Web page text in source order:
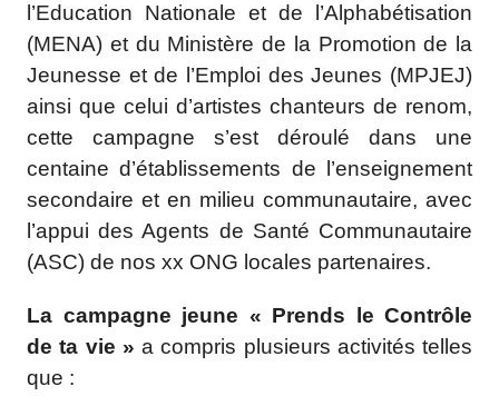
l’Education Nationale et de l’Alphabétisation
(MENA) et du Ministère de la Promotion de la
Jeunesse et de l’Emploi des Jeunes (MPJEJ)
ainsi que celui d’artistes chanteurs de renom,
cette campagne s’est déroulé dans une
centaine d’établissements de l’enseignement
secondaire et en milieu communautaire, avec
l’appui des Agents de Santé Communautaire
(ASC) de nos xx ONG locales partenaires.
La campagne jeune « Prends le Contrôle
de ta vie » a compris plusieurs activités telles
que :